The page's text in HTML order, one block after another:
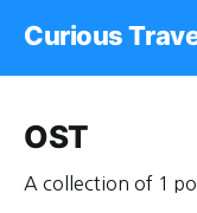
Curious
OST
A collection of 1